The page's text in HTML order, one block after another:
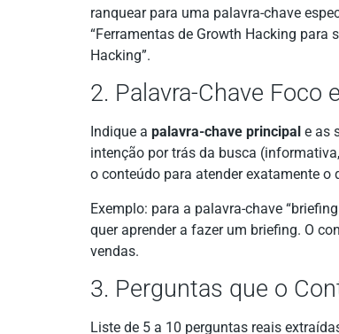
ranquear para uma palavra-chave
“Ferramentas de Growth Hacking para
Hacking”.
2. Palavra-Chave Foco
Indique a palavra-chave principal e as
intenção por trás da busca
o conteúdo para atender exatamente o
Exemplo: para a palavra-chave
quer aprender a fazer um briefing. O
vendas.
3. Perguntas que o
Liste de 5 a 10 perguntas reais